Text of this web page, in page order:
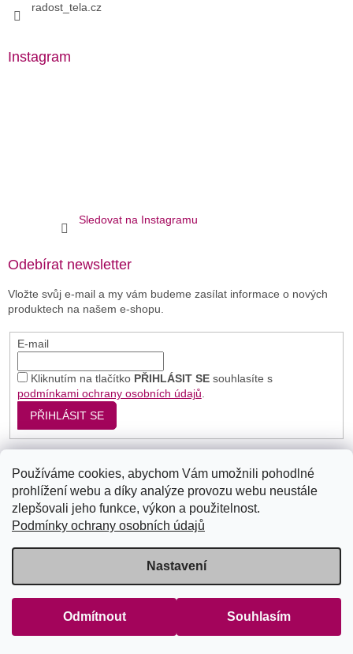
Používáme cookies, abychom Vám umožnili pohodlné
prohlížení webu a díky analýze provozu webu neustále
zlepšovali jeho funkce, výkon a použitelnost.
Podmínky ochrany osobních údajů
Nastavení
Odmítnout Souhlasím
radost_tela.cz
Instagram
Sledovat na Instagramu
Odebírat newsletter
Vložte svůj e-mail a my vám budeme zasílat informace o nových
produktech na našem e-shopu.
E-mail
Kliknutím na tlačítko PŘIHLÁSIT SEsouhlasíte s
podmínkami ochrany osobních údajů
PŘIHLÁSIT SE
Seznam Google Bing
Copyright 2026Radost těla. Všechna práva vyhrazena.Upravit